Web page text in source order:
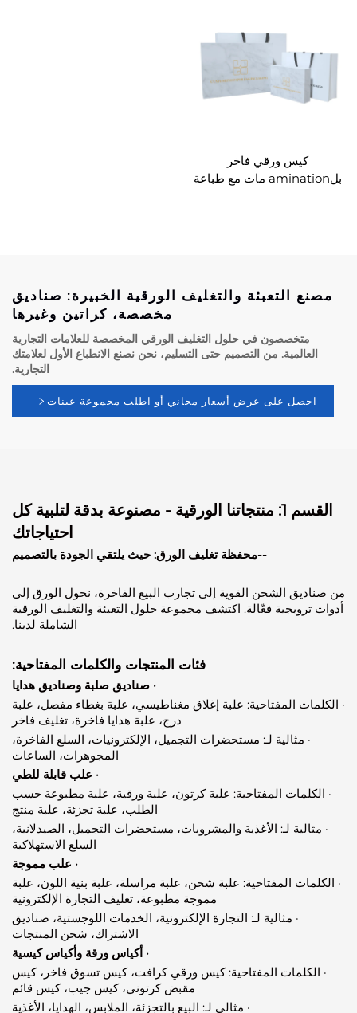
كيس ورقي فاخر
بلamination مات مع طباعة
التعبئة والتغليف الورقية الخبيرة: صناديق
مخصصة، كراتين وغيرها
متخصصون في حلول التغليف الورقي المخصصة للعلامات التجارية
من التصميم حتى التسليم، نحن نصنع الانطباع الأول لعلامتك
على عرض أسعار مجاني أو اطلب مجموعة عينات
القسم 1: منتجاتنا الورقية - مصنوعة بدقة لتلبية كل
احتياجاتك
--محفظة تغليف الورق: حيث يلتقي الجودة بالتصميم
الشحن القوية إلى تجارب البيع الفاخرة، نحول الورق إلى
فعّالة. اكتشف مجموعة حلول التعبئة والتغليف الورقية
الشاملة لدينا.
فئات المنتجات والكلمات المفتاحية:
· صناديق صلبة وصناديق هدايا
المفتاحية: علبة إغلاق مغناطيسي، علبة بغطاء مفصل، علبة
درج، علبة هدايا فاخرة، تغليف فاخر
· مثالية لـ: مستحضرات التجميل، الإلكترونيات، السلع الفاخرة،
المجوهرات، الساعات
· علب قابلة للطي
المفتاحية: علبة كرتون، علبة ورقية، علبة مطبوعة حسب
الطلب، علبة تجزئة، علبة منتج
لـ: الأغذية والمشروبات، مستحضرات التجميل، الصيدلانية،
السلع الاستهلاكية
· علب مموجة
المفتاحية: علبة شحن، علبة مراسلة، علبة بنية اللون، علبة
مموجة مطبوعة، تغليف التجارة الإلكترونية
· مثالية لـ: التجارة الإلكترونية، الخدمات اللوجستية، صناديق
الاشتراك، شحن المنتجات
· أكياس ورقة وأكياس كيسية
المفتاحية: كيس ورقي كرافت، كيس تسوق فاخر، كيس
مقبض كرتوني، كيس جيب، كيس قائم
· مثالي لـ: البيع بالتجزئة، الملابس، الهدايا، الأغذية